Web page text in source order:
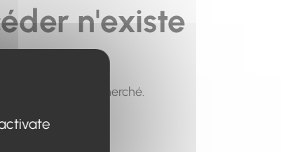
n'existe
le contenu recherché.